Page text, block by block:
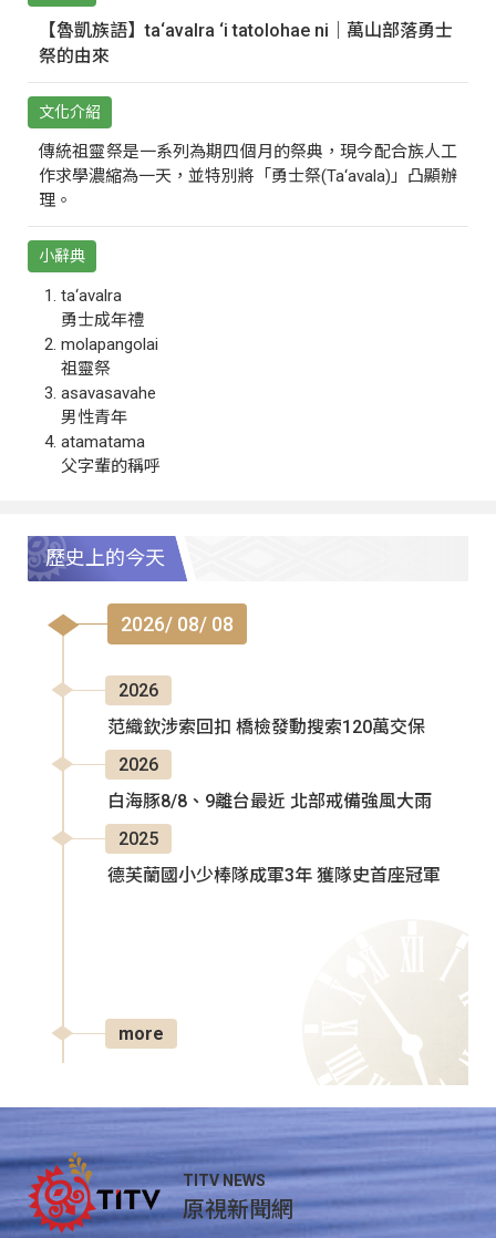
【魯凱族語】ta‘avalra ‘i tatolohae ni｜萬山部落勇士
祭的由來
文化介紹
傳統祖靈祭是一系列為期四個月的祭典，現今配合族人工
作求學濃縮為一天，並特別將「勇士祭(Ta‘avala)」凸顯辦
理。
小辭典
ta‘avalra
勇士成年禮
molapangolai
祖靈祭
asavasavahe
男性青年
atamatama
父字輩的稱呼
歷史上的今天
2026/ 08/ 08
2026
范織欽涉索回扣 橋檢發動搜索120萬交保
2026
白海豚8/8、9離台最近 北部戒備強風大雨
2025
德芙蘭國小少棒隊成軍3年 獲隊史首座冠軍
more
TITV NEWS
原視新聞網